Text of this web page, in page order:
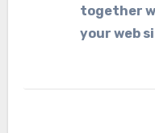
together
your web